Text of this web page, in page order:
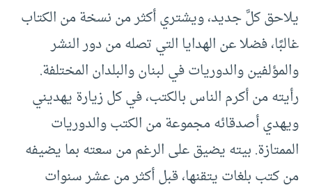
يلاحق كلَّ جديد، ويشتري أكثر من نسخة من الكتاب
غالبًا، فضلا عن الهدايا التي تصله من دور النشر
والمؤلفين والدوريات في لبنان والبلدان المختلفة.
رأيته من أكرم الناس بالكتب، في كل زيارة يهديني
ويهدي أصدقائه مجموعة من الكتب والدوريات
الممتازة. بيته يضيق على الرغم من سعته بما يضيفه
من كتب بلغات يتقنها، قبل أكثر من عشر سنوات